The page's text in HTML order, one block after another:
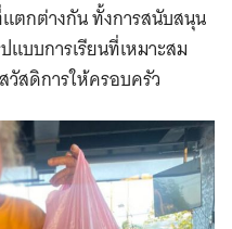
ตกต่างกัน ทั้งการสนับสนุน
บบการเรียนที่เหมาะสม
สดิการให้ครอบครัว